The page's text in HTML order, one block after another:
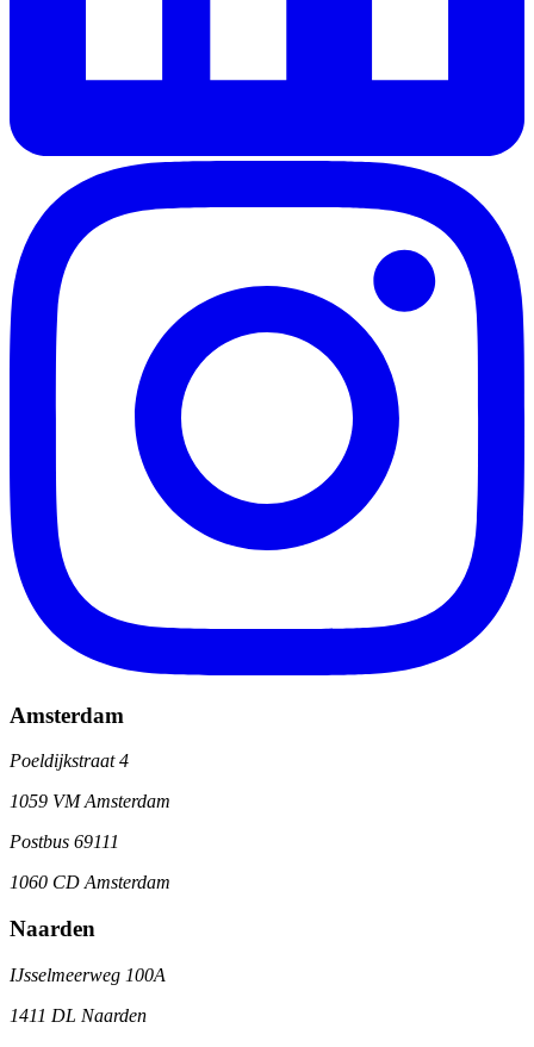
Amsterdam
Poeldijkstraat 4
1059 VM Amsterdam
Postbus 69111
1060 CD Amsterdam
Naarden
IJsselmeerweg 100A
1411 DL Naarden